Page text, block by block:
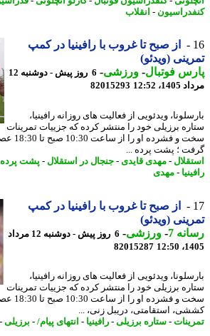
-انقلاب
از صبح تا غروب با رافینیا در کمپ
(ویدئو)
فوتبال-ورزشی-
6 روز پیش - دوشنبه 12
12:52
82015293
ویدئویی از فعالیت های روزانه رافینیا،
برزیلی خود را منتشر کرده که جزییات تمرینات
سخت و فشرده او را
؛ پشت پرده ...
-مهدی قایدی-جنجال در استقلال-پشت پرده -
-مهدی
از صبح تا غروب با رافینیا در کمپ
(ویدئو)
7
-ورزشی-
6 روز پیش - دوشنبه 12 مرداد
82015287
ویدئویی از فعالیت های روزانه رافینیا،
برزیلی خود را منتشر کرده که جزییات تمرینات
سخت و فشرده او را از
استقامتی، دریبل زنی، ...
-ستاره برزیلی-رافینیا -انتهای پیام/ -برزیلی-